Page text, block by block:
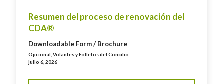
Resumen del proceso de renovación del
CDA®
Downloadable Form / Brochure
Opcional ,Volantes y Folletos del Concilio
julio 6, 2026